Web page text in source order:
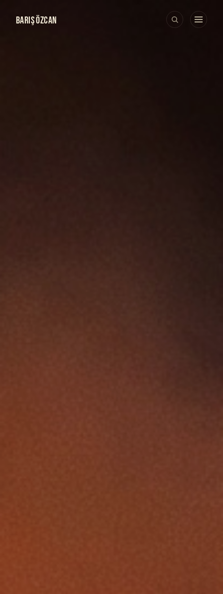
BARIŞ ÖZCAN